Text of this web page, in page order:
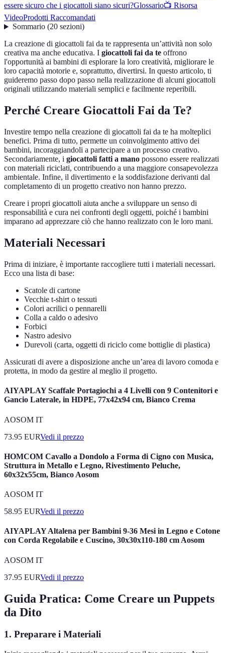
essere sicuro che i giocattoli siano sicuri?Glossario📺 Risorsa
VideoProdotti Raccomandati
Sommario(20 sezioni)
La creazione di giocattoli fai da te rappresenta un’attività non solo
creativa ma anche educativa. I giocattoli fai da te offrono
l'opportunità ai bambini di esplorare la loro creatività, migliorare le
loro capacità motorie e, soprattutto, divertirsi. In questo articolo, ti
guideremo passo dopo passo nella realizzazione di alcuni giocattoli
originali utilizzando materiali semplici e facilmente reperibili.
Perché Creare Giocattoli Fai da Te?
Investire tempo nella creazione di giocattoli fai da te ha molteplici
benefici. Prima di tutto, permette un coinvolgimento attivo dei
bambini, incoraggiandoli a partecipare a un processo creativo.
Secondariamente, i giocattoli fatti a mano possono essere realizzati
con materiali riciclati, contribuendo a una maggiore consapevolezza
ambientale. Infine, il divertimento e la soddisfazione derivanti dal
completamento di un progetto creativo non hanno prezzo.
Creare i propri giocattoli aiuta anche a sviluppare un senso di
responsabilità e cura nei confronti degli oggetti, poiché i bambini
imparano ad apprezzare ciò che hanno realizzato con le loro mani.
Materiali Necessari
Prima di iniziare, è importante raccogliere tutti i materiali necessari.
Ecco una lista di base:
Scatole di cartone
Vecchie t-shirt o tessuti
Colori acrilici o pennarelli
Colla a caldo o adesivo
Forbici
Nastro adesivo
Durevoli (carta, oggetti di riciclo come bottiglie di plastica)
Assicurati di avere a disposizione anche un’area di lavoro comoda e
protetta, in modo da gestire al meglio il progetto.
AIYAPLAY Scaffale Portagiochi a 4 Livelli con 9 Contenitori e
Gancio Laterale, in HDPE, 77x42x94 cm, Bianco Crema
AOSOM IT
73.95 EURVedi il prezzo
HOMCOM Cavallo a Dondolo a Forma di Cigno con Musica,
Struttura in Metallo e Legno, Rivestimento Peluche,
60x32x55cm, Bianco Aosom
AOSOM IT
58.95 EURVedi il prezzo
AIYAPLAY Altalena per Bambini 9-36 Mesi in Legno e Cotone
con Corda Regolabile e Cuscino, 30x30x110-180 cm Aosom
AOSOM IT
37.95 EURVedi il prezzo
Guida Pratica: Come Creare un Puppets
da Dito
1. Preparare i Materiali